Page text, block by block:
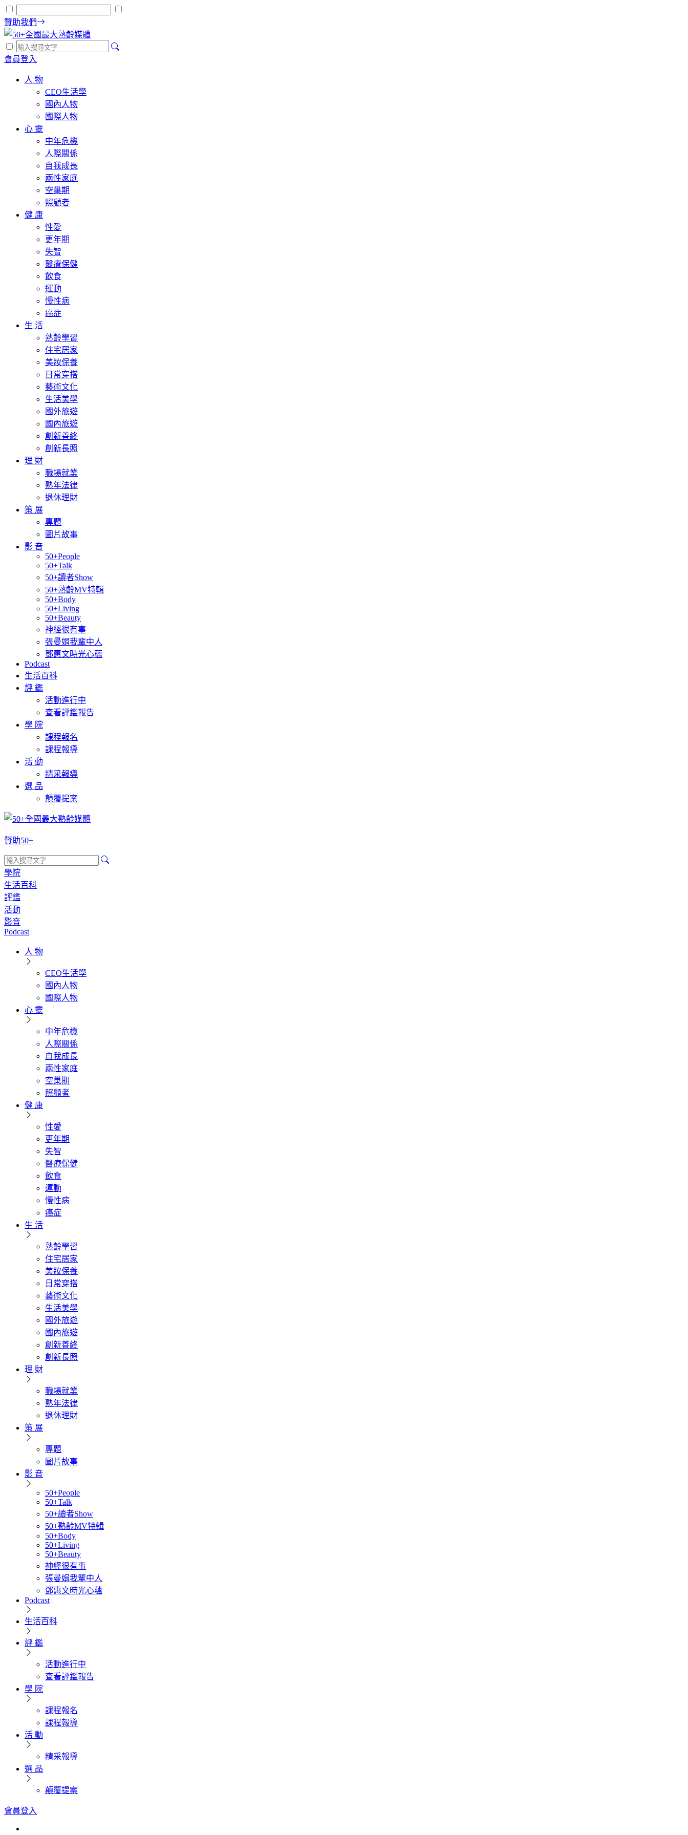
贊助我們
會員登入
人 物
CEO生活學
國內人物
國際人物
心 靈
中年危機
人際關係
自我成長
兩性家庭
空巢期
照顧者
健 康
性愛
更年期
失智
醫療保健
飲食
運動
慢性病
癌症
生 活
熟齡學習
住宅居家
美妝保養
日常穿搭
藝術文化
生活美學
國外旅遊
國內旅遊
創新善終
創新長照
理 財
職場就業
熟年法律
退休理財
策 展
專題
圖片故事
影 音
50+People
50+Talk
50+讀者Show
50+熟齡MV特輯
50+Body
50+Living
50+Beauty
神經很有事
張曼娟我輩中人
鄧惠文時光心蘊
Podcast
生活百科
評 鑑
活動進行中
查看評鑑報告
學 院
課程報名
課程報導
活 動
精采報導
選 品
顛覆提案
贊助50+
學院
生活百科
評鑑
活動
影音
Podcast
人 物
CEO生活學
國內人物
國際人物
心 靈
中年危機
人際關係
自我成長
兩性家庭
空巢期
照顧者
健 康
性愛
更年期
失智
醫療保健
飲食
運動
慢性病
癌症
生 活
熟齡學習
住宅居家
美妝保養
日常穿搭
藝術文化
生活美學
國外旅遊
國內旅遊
創新善終
創新長照
理 財
職場就業
熟年法律
退休理財
策 展
專題
圖片故事
影 音
50+People
50+Talk
50+讀者Show
50+熟齡MV特輯
50+Body
50+Living
50+Beauty
神經很有事
張曼娟我輩中人
鄧惠文時光心蘊
Podcast
生活百科
評 鑑
活動進行中
查看評鑑報告
學 院
課程報名
課程報導
活 動
精采報導
選 品
顛覆提案
會員登入